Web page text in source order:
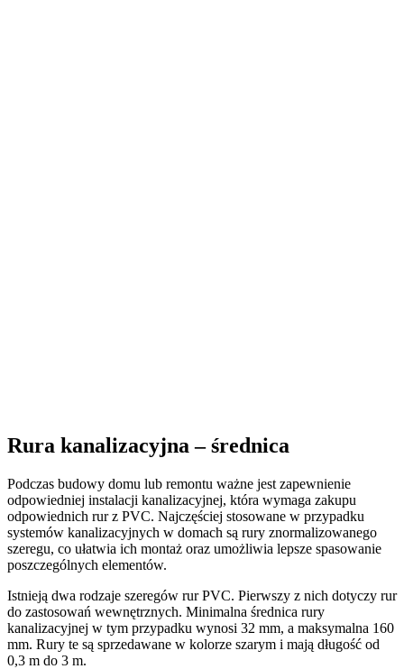
Rura kanalizacyjna – średnica
Podczas budowy domu lub remontu ważne jest zapewnienie
odpowiedniej instalacji kanalizacyjnej, która wymaga zakupu
odpowiednich rur z PVC. Najczęściej stosowane w przypadku
systemów kanalizacyjnych w domach są rury znormalizowanego
szeregu, co ułatwia ich montaż oraz umożliwia lepsze spasowanie
poszczególnych elementów.
Istnieją dwa rodzaje szeregów rur PVC. Pierwszy z nich dotyczy rur
do zastosowań wewnętrznych. Minimalna średnica rury
kanalizacyjnej w tym przypadku wynosi 32 mm, a maksymalna 160
mm. Rury te są sprzedawane w kolorze szarym i mają długość od
0,3 m do 3 m.